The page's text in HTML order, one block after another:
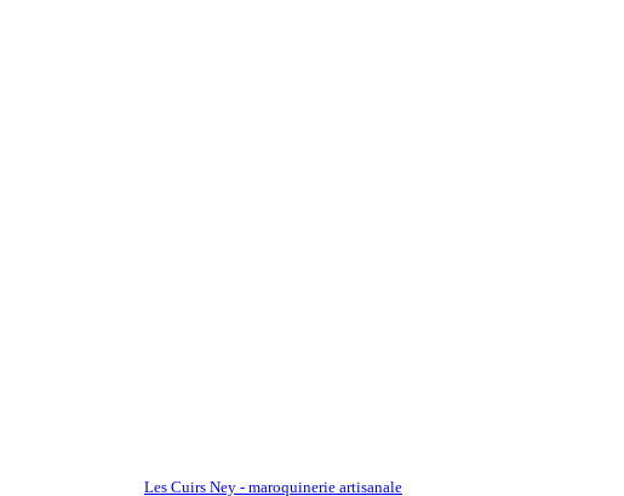
Les Cuirs Ney - maroquinerie artisanale